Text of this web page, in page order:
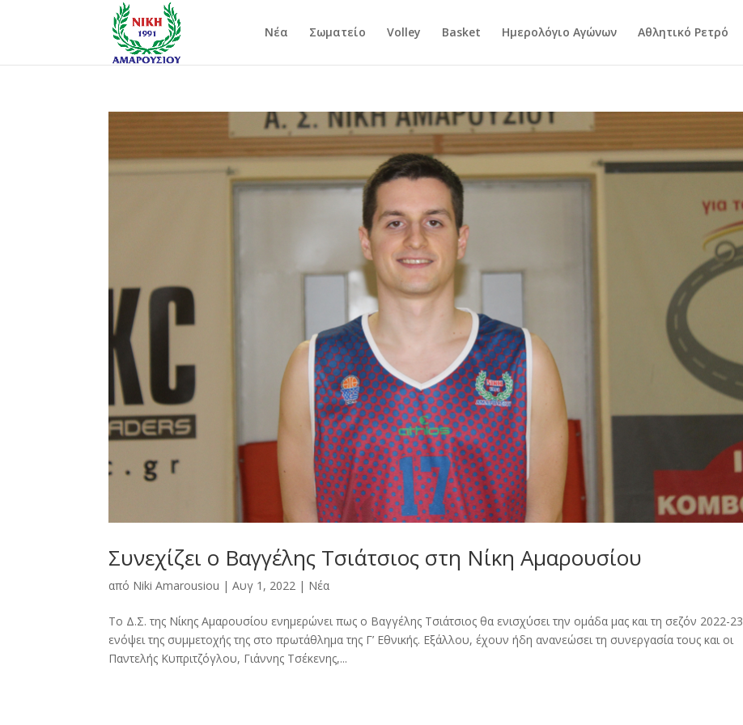
Νέα Σωματείο Volley Basket Ημερολόγιο Αγώνων Αθλητικό Ρετρό
Συνεχίζει ο Βαγγέλης Τσιάτσιος στη Νίκη Αμαρουσίου
από Niki Amarousiou |Αυγ 1, 2022 | Νέα
Το Δ.Σ. της Νίκης Αμαρουσίου ενημερώνει πως ο Βαγγέλης Τσιάτσιος θα ενισχύσει την ομάδα μας και τη σεζόν 2022-23
ενόψει της συμμετοχής της στο πρωτάθλημα της Γ’ Εθνικής. Εξάλλου, έχουν ήδη ανανεώσει τη συνεργασία τους και οι
Παντελής Κυπριτζόγλου, Γιάννης Τσέκενης,...